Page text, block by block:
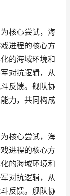
核心尝试，海
进程的核心方
的海域环境和
对抗逻辑，从
反馈。舰队协
力，共同构成
核心尝试，海
进程的核心方
的海域环境和
对抗逻辑，从
反馈。舰队协